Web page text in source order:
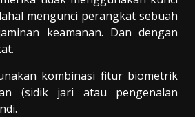
mengunci perangkat sebuah
keamanan. Dan dengan
kombinasi fitur biometrik
(sidik jari atau pengenalan